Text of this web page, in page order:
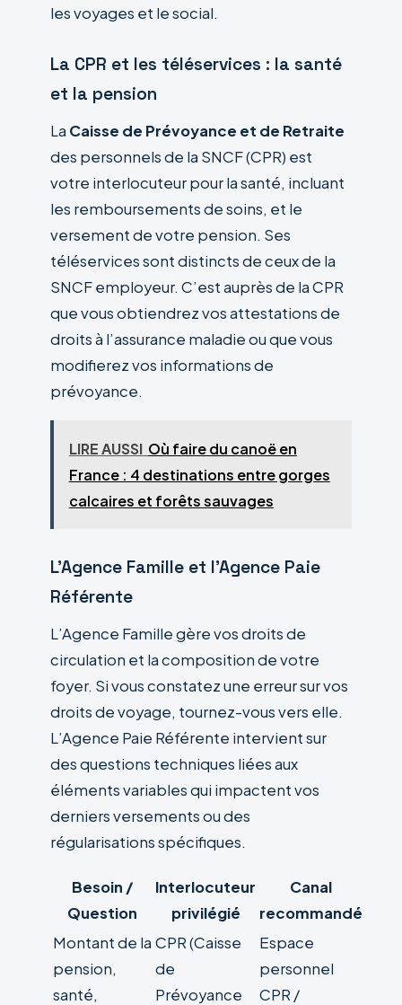
les voyages et le social.
La CPR et les téléservices : la santé
et la pension
La Caisse de Prévoyance et de Retraite
des personnels de la SNCF (CPR) est
votre interlocuteur pour la santé, incluant
les remboursements de soins, et le
versement de votre pension. Ses
téléservices sont distincts de ceux de la
SNCF employeur. C’est auprès de la CPR
que vous obtiendrez vos attestations de
droits à l’assurance maladie ou que vous
modifierez vos informations de
prévoyance.
LIRE AUSSI Où faire du canoë en
France : 4 destinations entre gorges
calcaires et forêts sauvages
L’Agence Famille et l’Agence Paie
Référente
L’Agence Famille gère vos droits de
circulation et la composition de votre
foyer. Si vous constatez une erreur sur vos
droits de voyage, tournez-vous vers elle.
L’Agence Paie Référente intervient sur
des questions techniques liées aux
éléments variables qui impactent vos
derniers versements ou des
régularisations spécifiques.
Besoin /
Question
Interlocuteur
privilégié
Canal
recommandé
Montant de la
pension,
santé,
CPR (Caisse
de
Prévoyance
Espace
personnel
CPR /